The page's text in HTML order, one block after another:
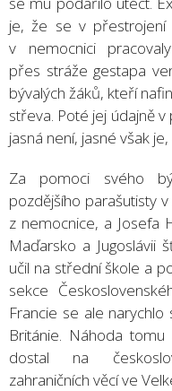
je, že se v
v nemocnici
přes stráže gestapa
bývalých žáků, kteří
střeva. Poté jej údajně
jasná není, jasné však
Za pomoci svého
pozdějšího parašutisty
z nemocnice, a Josefa
Maďarsko a Jugoslávii
učil na střední škole a
sekce
Francie se ale
Británie. Náhoda
dostal na
zahraničních věcí ve